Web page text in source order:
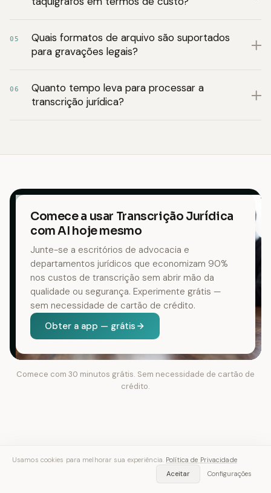
05
Quais formatos de arquivo são suportados
para gravações legais?
06
Quanto tempo leva para processar a
transcrição jurídica?
Comece a usar Transcrição Jurídica
com AI hoje mesmo
Junte-se a escritórios de advocacia e
departamentos jurídicos que economizam 90%
nos custos de transcrição sem abrir mão da
qualidade ou segurança. Experimente grátis —
sem necessidade de cartão de crédito.
Obter a app — grátis
Comece com 30 minutos grátis. Sem necessidade de cartão de
crédito.
Usamos cookies para melhorar sua experiência. Política de Privacidade
Aceitar
Configurações